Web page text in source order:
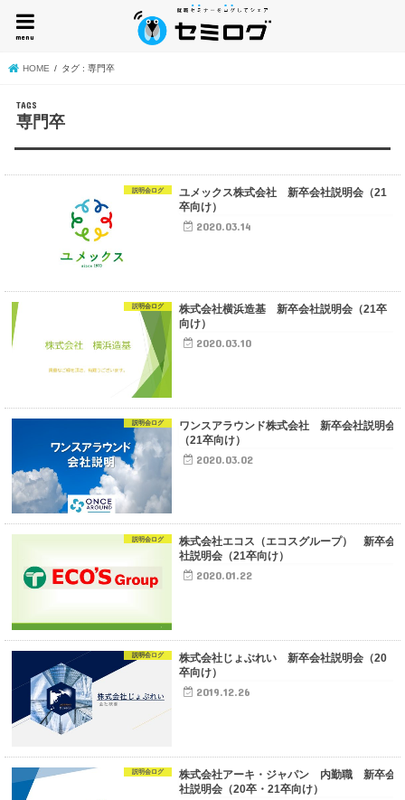
menu
HOME タグ : 専門卒
専門卒
説明会ログ
ユメックス株式会社 新卒会社説明会（21
卒向け）
2020.03.14
説明会ログ
株式会社横浜造基 新卒会社説明会（21卒
向け）
2020.03.10
説明会ログ
ワンスアラウンド株式会社 新卒会社説明会
（21卒向け）
2020.03.02
説明会ログ
株式会社エコス（エコスグループ） 新卒会
社説明会（21卒向け）
2020.01.22
説明会ログ
株式会社じょぶれい 新卒会社説明会（20
卒向け）
2019.12.26
説明会ログ
株式会社アーキ・ジャパン 内勤職 新卒会
社説明会（20卒・21卒向け）